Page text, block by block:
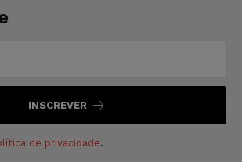
INSCREVER
de privacidade.